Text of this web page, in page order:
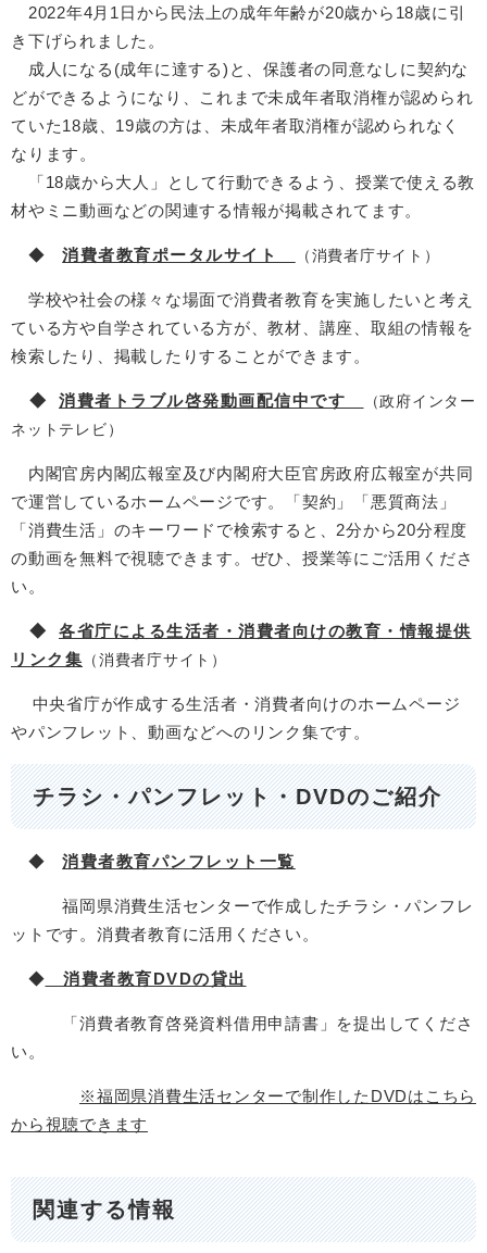
2022年4月1日から民法上の成年年齢が20歳から18歳に引
き下げられました。
成人になる(成年に達する)と、保護者の同意なしに契約な
どができるようになり、これまで未成年者取消権が認められ
ていた18歳、19歳の方は、未成年者取消権が認められなく
なります。
「18歳から大人」として行動できるよう、授業で使える教
材やミニ動画などの関連する情報が掲載されてます。
◆消費者教育ポータルサイト （消費者庁サイト）
学校や社会の様々な場面で消費者教育を実施したいと考え
ている方や自学されている方が、教材、講座、取組の情報を
検索したり、掲載したりすることができます。
◆ 消費者トラブル啓発動画配信中です
（政府インター
ネットテレビ）
内閣官房内閣広報室及び内閣府大臣官房政府広報室が共同
で運営しているホームページです。「契約」「悪質商法」
「消費生活」のキーワードで検索すると、2分から20分程度
の動画を無料で視聴できます。ぜひ、授業等にご活用くださ
い。
◆ 各省庁による生活者・消費者向けの教育・情報提供
リンク集 （消費者庁サイト）
中央省庁が作成する生活者・消費者向けのホームページ
やパンフレット、動画などへのリンク集です。
チラシ・パンフレット・DVDのご紹介
◆消費者教育パンフレット一覧
福岡県消費生活センターで作成したチラシ・パンフレ
ットです。消費者教育に活用ください。
◆ 消費者教育DVDの貸出
「消費者教育啓発資料借用申請書」を提出してくださ
い。
※福岡県消費生活センターで制作したDVDはこちら
から視聴できます
関連する情報